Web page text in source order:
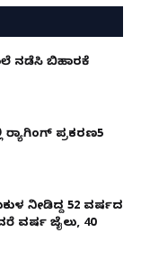
ನಡೆಸಿ ಬಿಹಾರಕ್ಕೆ
ಪ್ರಕರಣ5
ನೀಡಿದ್ದ 52 ವರ್ಷದ
ವರ್ಷ ಜೈಲು, ₹40